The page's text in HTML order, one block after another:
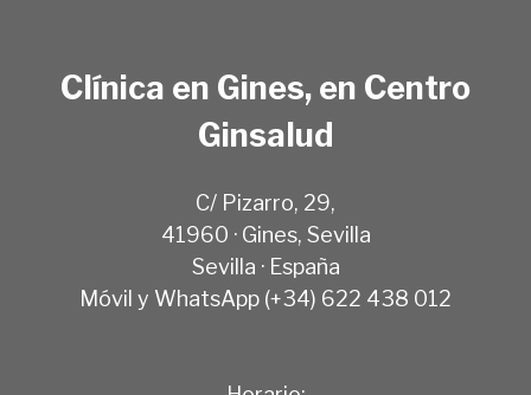
Clínica en Gines, en Centro
Ginsalud
C/ Pizarro, 29,
41960 · Gines, Sevilla
Sevilla · España
Móvil y WhatsApp (+34) 622 438 012